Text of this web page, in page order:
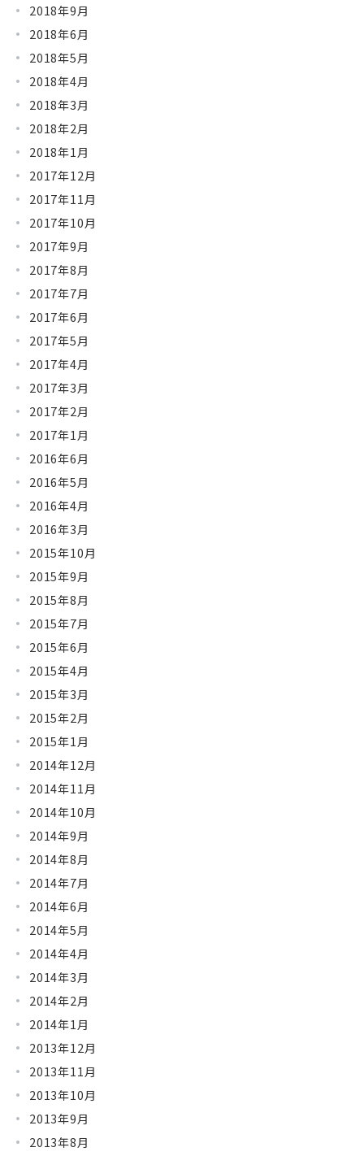
2018年9月
2018年6月
2018年5月
2018年4月
2018年3月
2018年2月
2018年1月
2017年12月
2017年11月
2017年10月
2017年9月
2017年8月
2017年7月
2017年6月
2017年5月
2017年4月
2017年3月
2017年2月
2017年1月
2016年6月
2016年5月
2016年4月
2016年3月
2015年10月
2015年9月
2015年8月
2015年7月
2015年6月
2015年4月
2015年3月
2015年2月
2015年1月
2014年12月
2014年11月
2014年10月
2014年9月
2014年8月
2014年7月
2014年6月
2014年5月
2014年4月
2014年3月
2014年2月
2014年1月
2013年12月
2013年11月
2013年10月
2013年9月
2013年8月